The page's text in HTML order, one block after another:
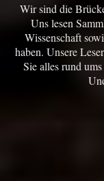
Wir sind die
Uns lesen
Wissenschaft
haben. Unsere
Sie alles rund